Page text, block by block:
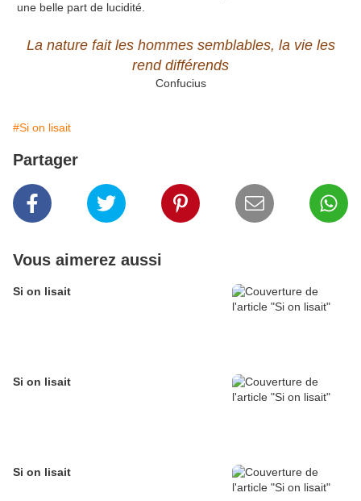
une belle part de lucidité.
La nature fait les hommes semblables, la vie les
rend différends
Confucius
#Si on lisait
Partager
Vous aimerez aussi
Si on lisait
Si on lisait
Si on lisait